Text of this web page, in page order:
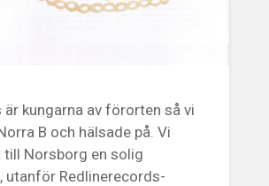
är kungarna av förorten så vi
B och hälsade på. Vi
till Norsborg en solig
utanför Redlinerecords-